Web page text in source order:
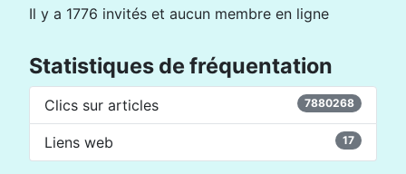
Il y a 1776 invités et aucun membre en ligne
Statistiques de fréquentation
Clics sur articles 7880268
Liens web 17